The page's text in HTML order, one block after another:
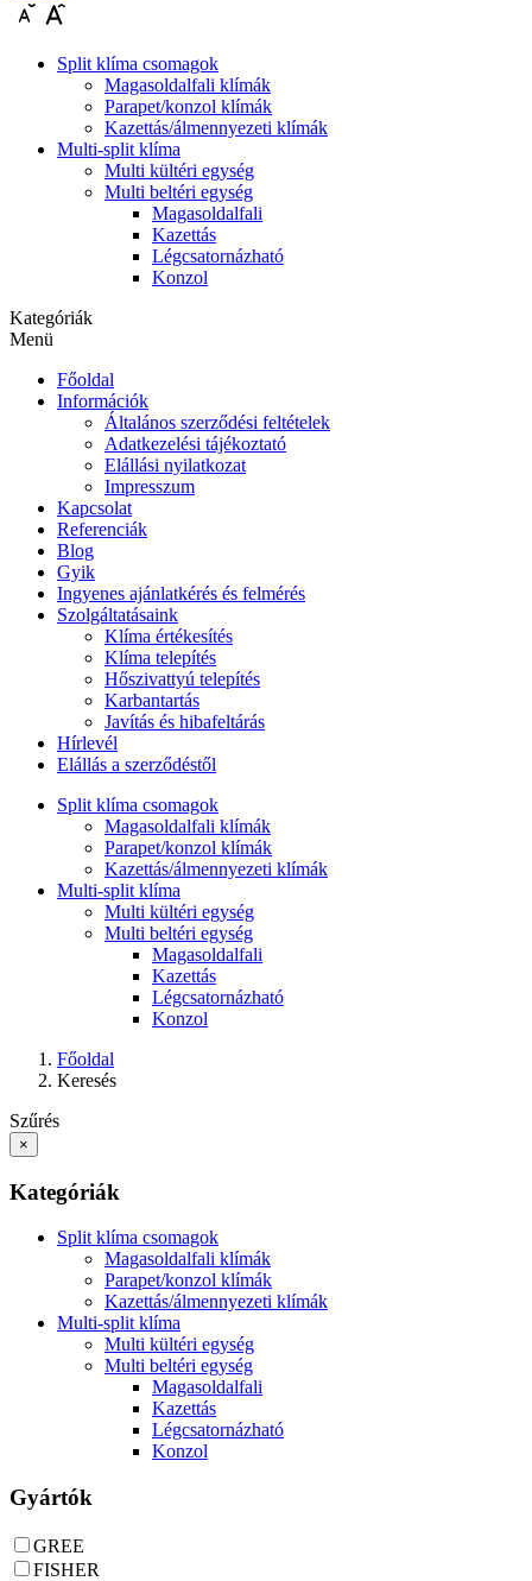
Split klíma csomagok
Magasoldalfali klímák
Parapet/konzol klímák
Kazettás/álmennyezeti klímák
Multi-split klíma
Multi kültéri egység
Multi beltéri egység
Magasoldalfali
Kazettás
Légcsatornázható
Konzol
Kategóriák
Menü
Főoldal
Információk
Általános szerződési feltételek
Adatkezelési tájékoztató
Elállási nyilatkozat
Impresszum
Kapcsolat
Referenciák
Blog
Gyik
Ingyenes ajánlatkérés és felmérés
Szolgáltatásaink
Klíma értékesítés
Klíma telepítés
Hőszivattyú telepítés
Karbantartás
Javítás és hibafeltárás
Hírlevél
Elállás a szerződéstől
Split klíma csomagok
Magasoldalfali klímák
Parapet/konzol klímák
Kazettás/álmennyezeti klímák
Multi-split klíma
Multi kültéri egység
Multi beltéri egység
Magasoldalfali
Kazettás
Légcsatornázható
Konzol
Főoldal
Keresés
Szűrés
×
Kategóriák
Split klíma csomagok
Magasoldalfali klímák
Parapet/konzol klímák
Kazettás/álmennyezeti klímák
Multi-split klíma
Multi kültéri egység
Multi beltéri egység
Magasoldalfali
Kazettás
Légcsatornázható
Konzol
Gyártók
GREE
FISHER